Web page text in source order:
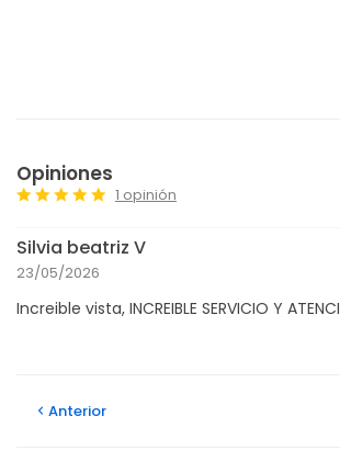
Opiniones
1 opinión
Silvia beatriz V
23/05/2026
Increible vista, INCREIBLE SERVICIO Y
Anterior